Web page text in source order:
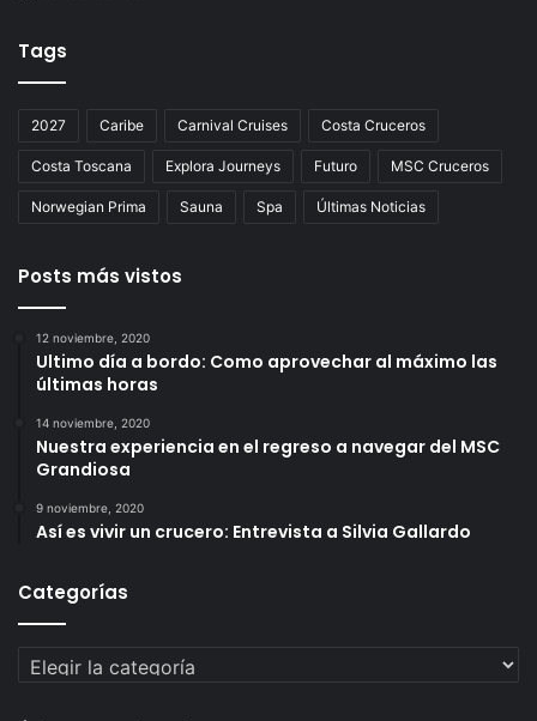
Tags
2027 Caribe Carnival Cruises Costa Cruceros
Costa Toscana Explora Journeys Futuro MSC Cruceros
Norwegian Prima Sauna Spa Últimas Noticias
Posts más vistos
12 noviembre, 2020
Ultimo día a bordo: Como aprovechar al máximo las
últimas horas
14 noviembre, 2020
Nuestra experiencia en el regreso a navegar del MSC
Grandiosa
9 noviembre, 2020
Así es vivir un crucero: Entrevista a Silvia Gallardo
Categorías
Categorías